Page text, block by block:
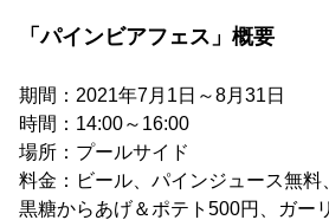
「パインビアフェス」概要
期間：2021年7月1日～8月31日
時間：14:00～16:00
場所：プールサイド
料金：ビール、パインジュース無料
黒糖からあげ＆ポテト500円、ガー